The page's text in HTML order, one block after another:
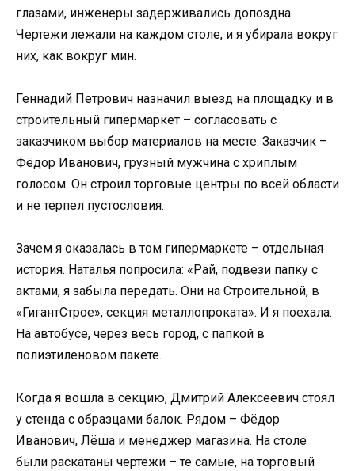
глазами, инженеры задерживались допоздна.
Чертежи лежали на каждом столе, и я убирала вокруг
них, как вокруг мин.
Геннадий Петрович назначил выезд на площадку и в
строительный гипермаркет – согласовать с
заказчиком выбор материалов на месте. Заказчик –
Фёдор Иванович, грузный мужчина с хриплым
голосом. Он строил торговые центры по всей области
и не терпел пустословия.
Зачем я оказалась в том гипермаркете – отдельная
история. Наталья попросила: «Рай, подвези папку с
актами, я забыла передать. Они на Строительной, в
«ГигантСтрое», секция металлопроката». И я поехала.
На автобусе, через весь город, с папкой в
полиэтиленовом пакете.
Когда я вошла в секцию, Дмитрий Алексеевич стоял
у стенда с образцами балок. Рядом – Фёдор
Иванович, Лёша и менеджер магазина. На столе
были раскатаны чертежи – те самые, на торговый